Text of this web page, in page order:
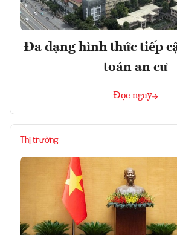
Đa dạng hình thức tiếp
toán an cư
Đọc ngay
Thị trường